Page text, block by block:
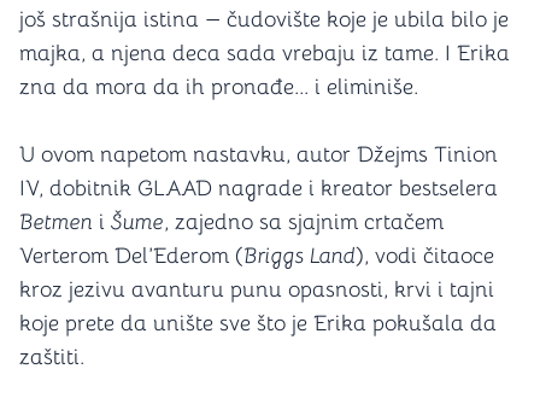
još strašnija istina — čudovište koje je ubila bilo je
majka, a njena deca sada vrebaju iz tame. I Erika
zna da mora da ih pronađe... i eliminiše.
U ovom napetom nastavku, autor Džejms Tinion
IV, dobitnik GLAAD nagrade i kreator bestselera
Betmen i Šume, zajedno sa sjajnim crtačem
Verterom Del’Ederom (Briggs Land), vodi čitaoce
kroz jezivu avanturu punu opasnosti, krvi i tajni
koje prete da unište sve što je Erika pokušala da
zaštiti.